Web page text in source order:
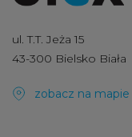
ul. T.T. Jeża 15
43-300 Bielsko Biała
zobacz na mapie